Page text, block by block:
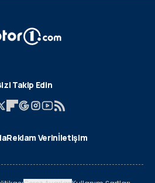
Takip Edin
Reklam Verinİletişim